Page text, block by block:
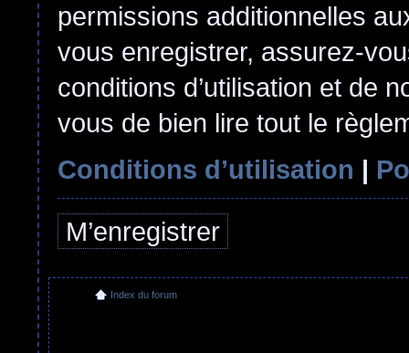
permissions additionnelles
vous enregistrer, assurez-
conditions d’utilisation et de
vous de bien lire tout le
Conditions d’utilisation |
M’enregistrer
Index du forum